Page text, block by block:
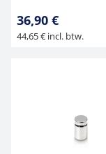
36,90 €
44,65 € incl. btw.
Accessoires